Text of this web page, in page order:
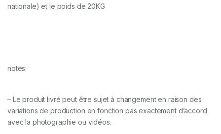
nationale) et le poids de 20KG
notes:
– Le produit livré peut être sujet à changement en raison des
variations de production en fonction pas exactement d’accord
avec la photographie ou vidéos.